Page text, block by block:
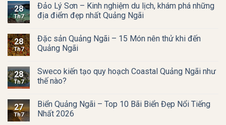
28
Th7
Đảo Lý Sơn – Kinh nghiệm du lịch, khám phá những
địa điểm đẹp nhất Quảng Ngãi
28
Th7
Đặc sản Quảng Ngãi – 15 Món nên thử khi đến
Quảng Ngãi
28
Th7
Sweco kiến tạo quy hoạch Coastal Quảng Ngãi như
thế nào?
27
Th7
Biển Quảng Ngãi – Top 10 Bãi Biển Đẹp Nổi Tiếng
Nhất 2026